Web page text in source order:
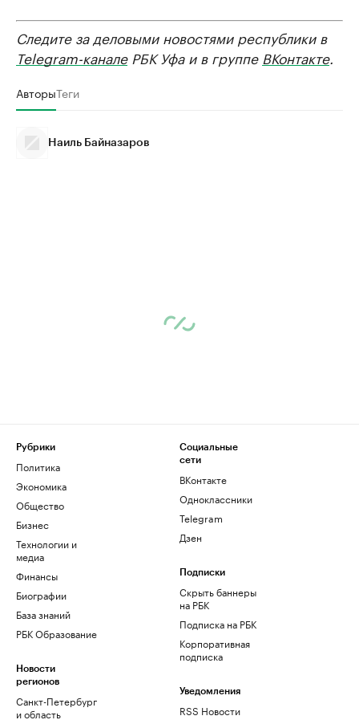
Следите за деловыми новостями республики в
Telegram-каналеРБК Уфа и в группе ВКонтакте.
АвторыТеги
Наиль Байназаров
Рубрики
Политика
Экономика
Общество
Бизнес
Технологии и
медиа
Финансы
Биографии
База знаний
РБК Образование
Новости
регионов
Санкт-Петербург
и область
Социальные
сети
ВКонтакте
Одноклассники
Telegram
Дзен
Подписки
Скрыть баннеры
на РБК
Подписка на РБК
Корпоративная
подписка
Уведомления
RSS Новости